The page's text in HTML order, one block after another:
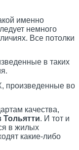
именно
немного
Все потолки
в таких
произведенные во
качества,
Тольятти. И тот и
в жилых
какие-либо